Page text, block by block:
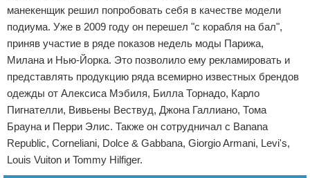
манекенщик решил попробовать себя в качестве модели
подиума. Уже в 2009 году он перешел "с корабля на бал",
приняв участие в ряде показов недель моды Парижа,
Милана и Нью-Йорка. Это позволило ему рекламировать и
представлять продукцию ряда всемирно известных брендов
одежды от Алексиса Мэбиля, Билла Торнадо, Карло
Пигнателли, Вивьены Вествуд, Джона Галлиано, Тома
Брауна и Перри Элис. Также он сотрудничал с Banana
Republic, Corneliani, Dolce & Gabbana, Giorgio Armani, Levi's,
Louis Vuiton и Tommy Hilfiger.